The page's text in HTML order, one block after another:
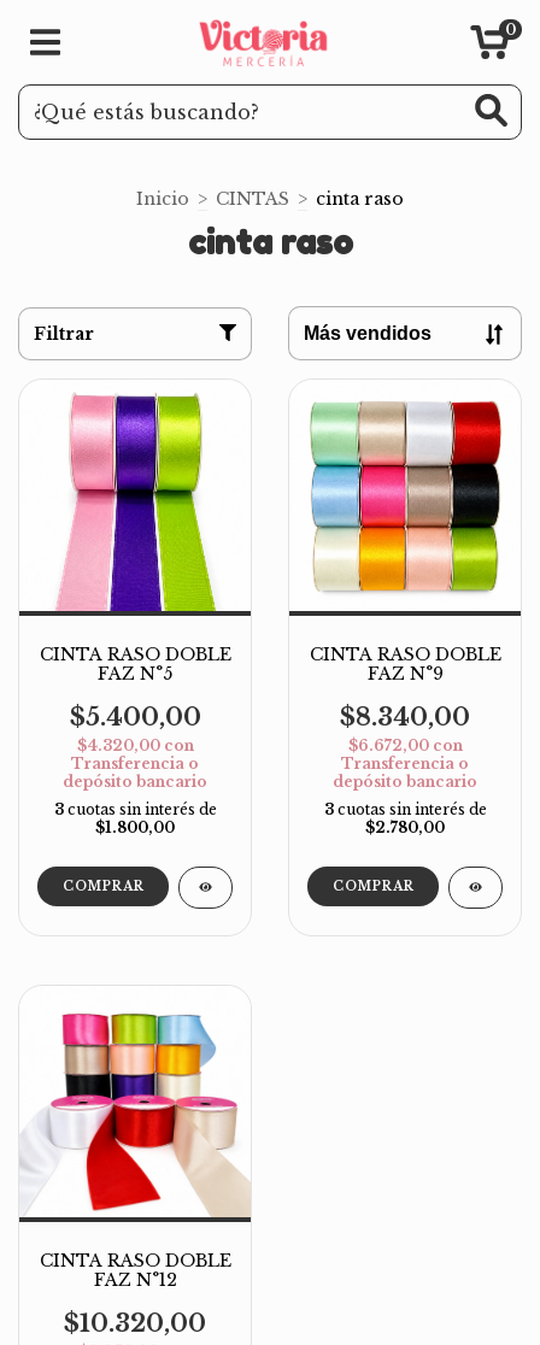
0
Inicio > CINTAS > cinta raso
cinta raso
Filtrar
CINTA RASO DOBLE
FAZ N°5
$5.400,00
$4.320,00 con
Transferencia o
depósito bancario
3 cuotas sin interés de
$1.800,00
COMPRAR
CINTA RASO DOBLE
FAZ N°9
$8.340,00
$6.672,00 con
Transferencia o
depósito bancario
3 cuotas sin interés de
$2.780,00
COMPRAR
CINTA RASO DOBLE
FAZ N°12
$10.320,00